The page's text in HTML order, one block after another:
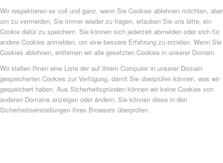
Wir respektieren es voll und ganz, wenn Sie Cookies ablehnen möchten, aber
um zu vermeiden, Sie immer wieder zu fragen, erlauben Sie uns bitte, ein
Cookie dafür zu speichern. Sie können sich jederzeit abmelden oder sich für
andere Cookies anmelden, um eine bessere Erfahrung zu erzielen. Wenn Sie
Cookies ablehnen, entfernen wir alle gesetzten Cookies in unserer Domain.
Wir stellen Ihnen eine Liste der auf Ihrem Computer in unserer Domain
gespeicherten Cookies zur Verfügung, damit Sie überprüfen können, was wir
gespeichert haben. Aus Sicherheitsgründen können wir keine Cookies von
anderen Domains anzeigen oder ändern. Sie können diese in den
Sicherheitseinstellungen Ihres Browsers überprüfen.